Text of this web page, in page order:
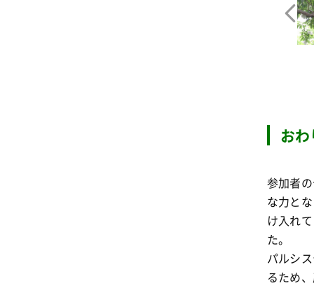
お
参加者
な力と
け入れ
た。
パルシ
るため